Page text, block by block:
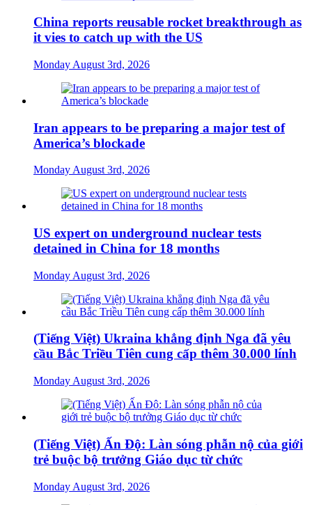
China reports reusable rocket breakthrough as
it vies to catch up with the US
Monday August 3rd, 2026
Iran appears to be preparing a major test of
America’s blockade
Monday August 3rd, 2026
US expert on underground nuclear tests
detained in China for 18 months
Monday August 3rd, 2026
(Tiếng Việt) Ukraina khẳng định Nga đã yêu
cầu Bắc Triều Tiên cung cấp thêm 30.000 lính
Monday August 3rd, 2026
(Tiếng Việt) Ấn Độ: Làn sóng phẫn nộ của giới
trẻ buộc bộ trưởng Giáo dục từ chức
Monday August 3rd, 2026